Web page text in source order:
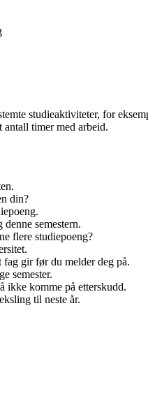
studieaktiviteter, for
timer med arbeid.
din?
semestern.
flere studiepoeng?
gir før du melder deg på.
semester.
ikke komme på etterskudd.
til neste år.